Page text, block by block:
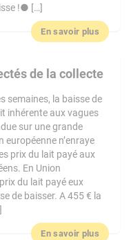
!● […]
En savoir plus
de la collecte
semaines, la baisse de
inhérente aux vagues
sur une grande
européenne n’enraye
prix du lait payé aux
En Union
du lait payé eux
de baisser. A 455 € la
En savoir plus